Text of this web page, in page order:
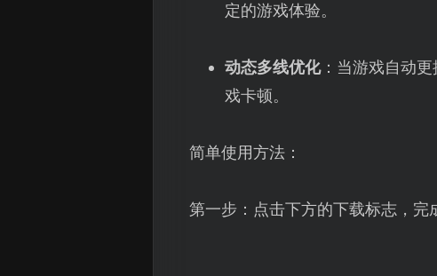
定的游戏体验。
动态多线优化：当游戏自动更
戏卡顿。
简单使用方法：
第一步：点击下方的下载标志，完